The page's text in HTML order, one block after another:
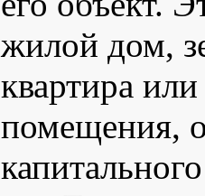
жилой дом,
квартира
помещения,